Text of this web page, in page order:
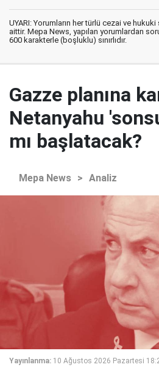
UYARI: Yorumların her türlü cezai ve
aittir. Mepa News, yapılan yorumlardan
600 karakterle (boşluklu) sınırlıdır.
Gazze planına
Netanyahu
mı başlatacak?
Mepa News > Analiz
Yayınlanma: 10 Ağustos 2026 Pazartesi